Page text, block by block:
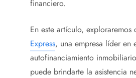
financiero.
En este artículo, exploraremos
Express, una empresa líder en
autofinanciamiento
puede brindarte la asistencia